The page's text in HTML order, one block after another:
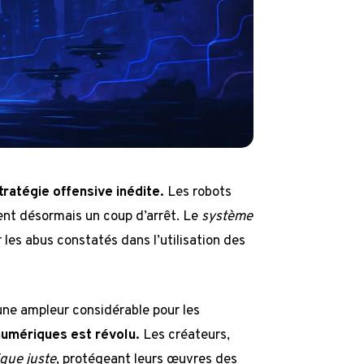
offensive inédite. Les robots
désormais un coup d’arrêt. Le système
abus constatés dans l’utilisation des
ampleur considérable pour les
est révolu. Les créateurs,
juste, protégeant leurs œuvres des